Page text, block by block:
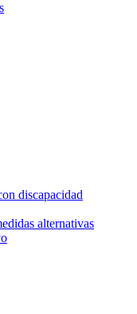
discapacidad
alternativas